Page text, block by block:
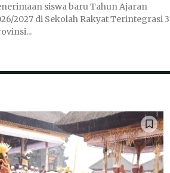
siswa baru Tahun Ajaran
2027 di Sekolah Rakyat Terintegrasi 3